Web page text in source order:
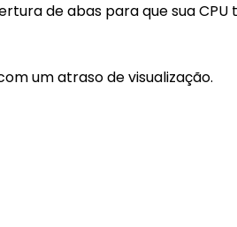
de abas para que sua
um atraso de visualização.